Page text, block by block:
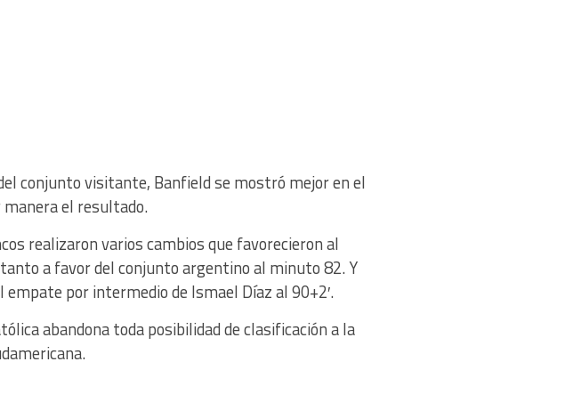
conjunto visitante, Banfield se mostró mejor en el
el resultado.
realizaron varios cambios que favorecieron al
tanto a favor del conjunto argentino al minuto 82. Y
por intermedio de Ismael Díaz al 90+2′.
abandona toda posibilidad de clasificación a la